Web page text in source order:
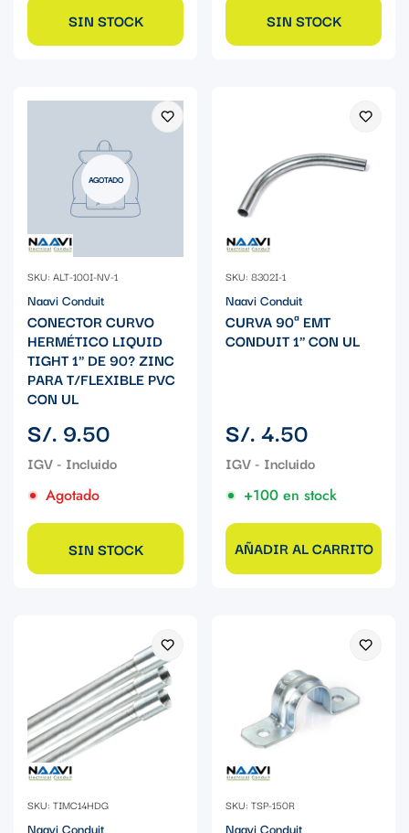
SIN STOCK SIN STOCK
AGOTADO
SKU: ALT-100I-NV-1
Naavi Conduit
CONECTOR CURVO
HERMÉTICO LIQUID
TIGHT 1" DE 90? ZINC
PARA T/FLEXIBLE PVC
CON UL
Precio
regular
S/. 9.50
Agotado
SIN STOCK
SKU: 8302I-1
Naavi Conduit
CURVA 90ª EMT
CONDUIT 1" CON UL
Precio
regular
S/. 4.50
+100 en stock
AÑADIR AL CARRITO
SKU: TIMC14HDG
Naavi Conduit
SKU: TSP-150R
Naavi Conduit